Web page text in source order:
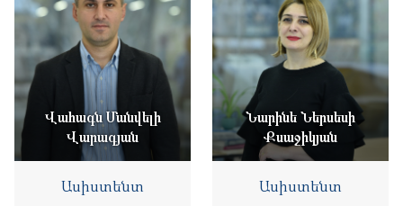
Վահագն Մանվելի
Վարագյան
Ասիստենտ
Նարինե Ներսեսի
Քսաջիկյան
Ասիստենտ